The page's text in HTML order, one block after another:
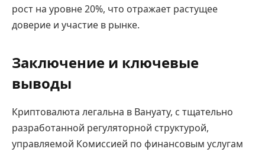
рост на уровне 20%, что отражает растущее
доверие и участие в рынке.
Заключение и ключевые
выводы
Криптовалюта легальна в Вануату, с тщательно
разработанной регуляторной структурой,
управляемой Комиссией по финансовым услугам